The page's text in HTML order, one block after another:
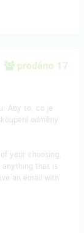
prodáno 17
Aby to, co je
odměny
your choosing.
that is
an email with